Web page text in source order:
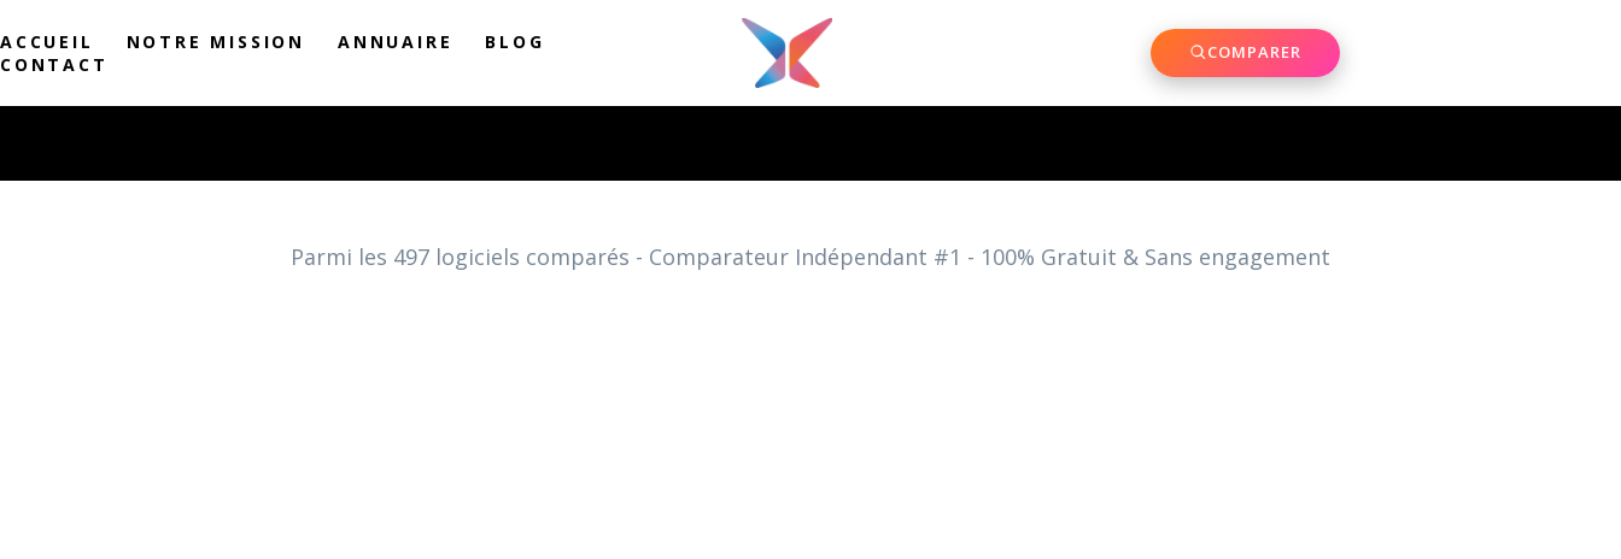
ACCUEIL NOTRE MISSION ANNUAIRE
BLOG
CONTACT
COMPARER
Parmi les 497 logiciels comparés - Comparateur Indépendant #1 - 100% Gratuit & Sans engagement